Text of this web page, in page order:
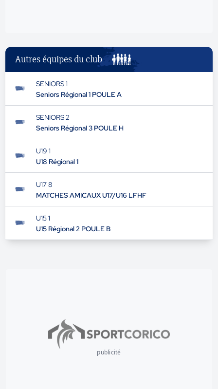
Autres équipes du club
SENIORS 1
Seniors Régional 1 POULE A
SENIORS 2
Seniors Régional 3 POULE H
U19 1
U18 Régional 1
U17 8
MATCHES AMICAUX U17/U16 LFHF
U15 1